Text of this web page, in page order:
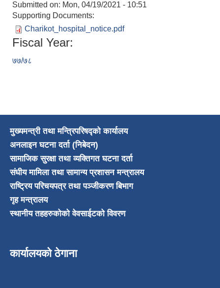
Submitted on: Mon, 04/19/2021 - 10:51
Supporting Documents:
Charikot_hospital_notice.pdf
Fiscal Year:
७७/७८
मुख्यमन्त्री तथा मन्त्रिपरिषद्को कार्यालय
अनलाइन घटना दर्ता (निबेदन)
सामाजिक सुरक्षा तथा व्यक्तिगत घटना दर्ता
संघीय मामिला तथा सामान्य प्रशासन मन्त्रालय
राष्ट्रिय परिचयपत्र तथा पञ्जीकरण बिभाग
गृह मन्त्रालय
स्थानीय तहहरुकोको वेवसाईटको विवरण
कार्यालयको ठेगाना